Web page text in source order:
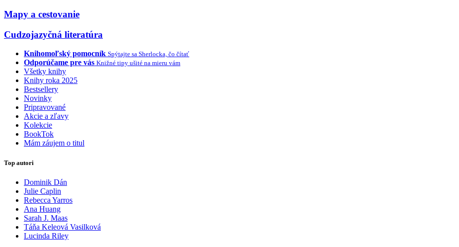
Mapy a cestovanie
Cudzojazyčná literatúra
Knihomoľský pomocník Spýtajte sa Sherlocka, čo čítať
Odporúčame pre vás Knižné tipy ušité na mieru vám
Všetky knihy
Knihy roka 2025
Bestsellery
Novinky
Pripravované
Akcie a zľavy
Kolekcie
BookTok
Mám záujem o titul
Top autori
Dominik Dán
Julie Caplin
Rebecca Yarros
Ana Huang
Sarah J. Maas
Táňa Keleová Vasilková
Lucinda Riley